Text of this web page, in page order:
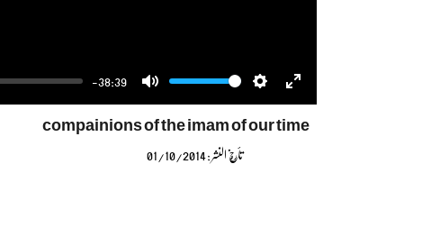
-38:39
Mute
Volume
SettingsEnter
fullscreen
compainions of the imam of our time
تأريخ النشر : 01/10/2014